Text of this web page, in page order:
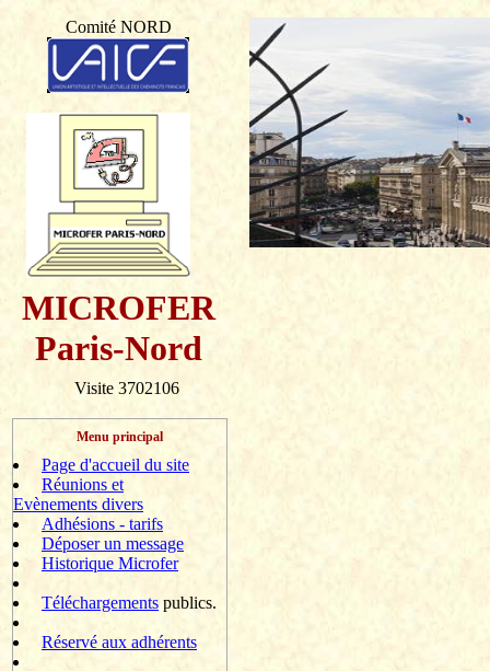
Comité NORD
MICROFER
Paris-Nord
Visite 3702106
Menu principal
Page d'accueil du site
Réunions et
Evènements divers
Adhésions - tarifs
Déposer un message
Historique Microfer
Téléchargements publics.
Réservé aux adhérents